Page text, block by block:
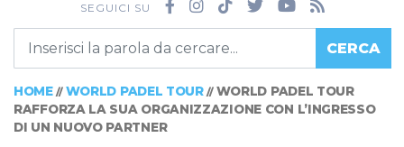
SEGUICI SU
CERCA
HOME// WORLD PADEL TOUR// WORLD PADEL TOUR
RAFFORZA LA SUA ORGANIZZAZIONE CON L’INGRESSO
DI UN NUOVO PARTNER